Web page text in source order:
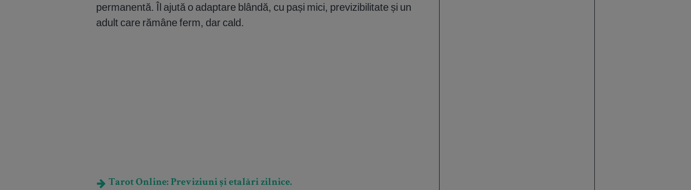
permanentă. Îl ajută o adaptare blândă, cu pași mici, previzibilitate și un
adult care rămâne ferm, dar cald.
Tarot Online: Previziuni și etalări zilnice.